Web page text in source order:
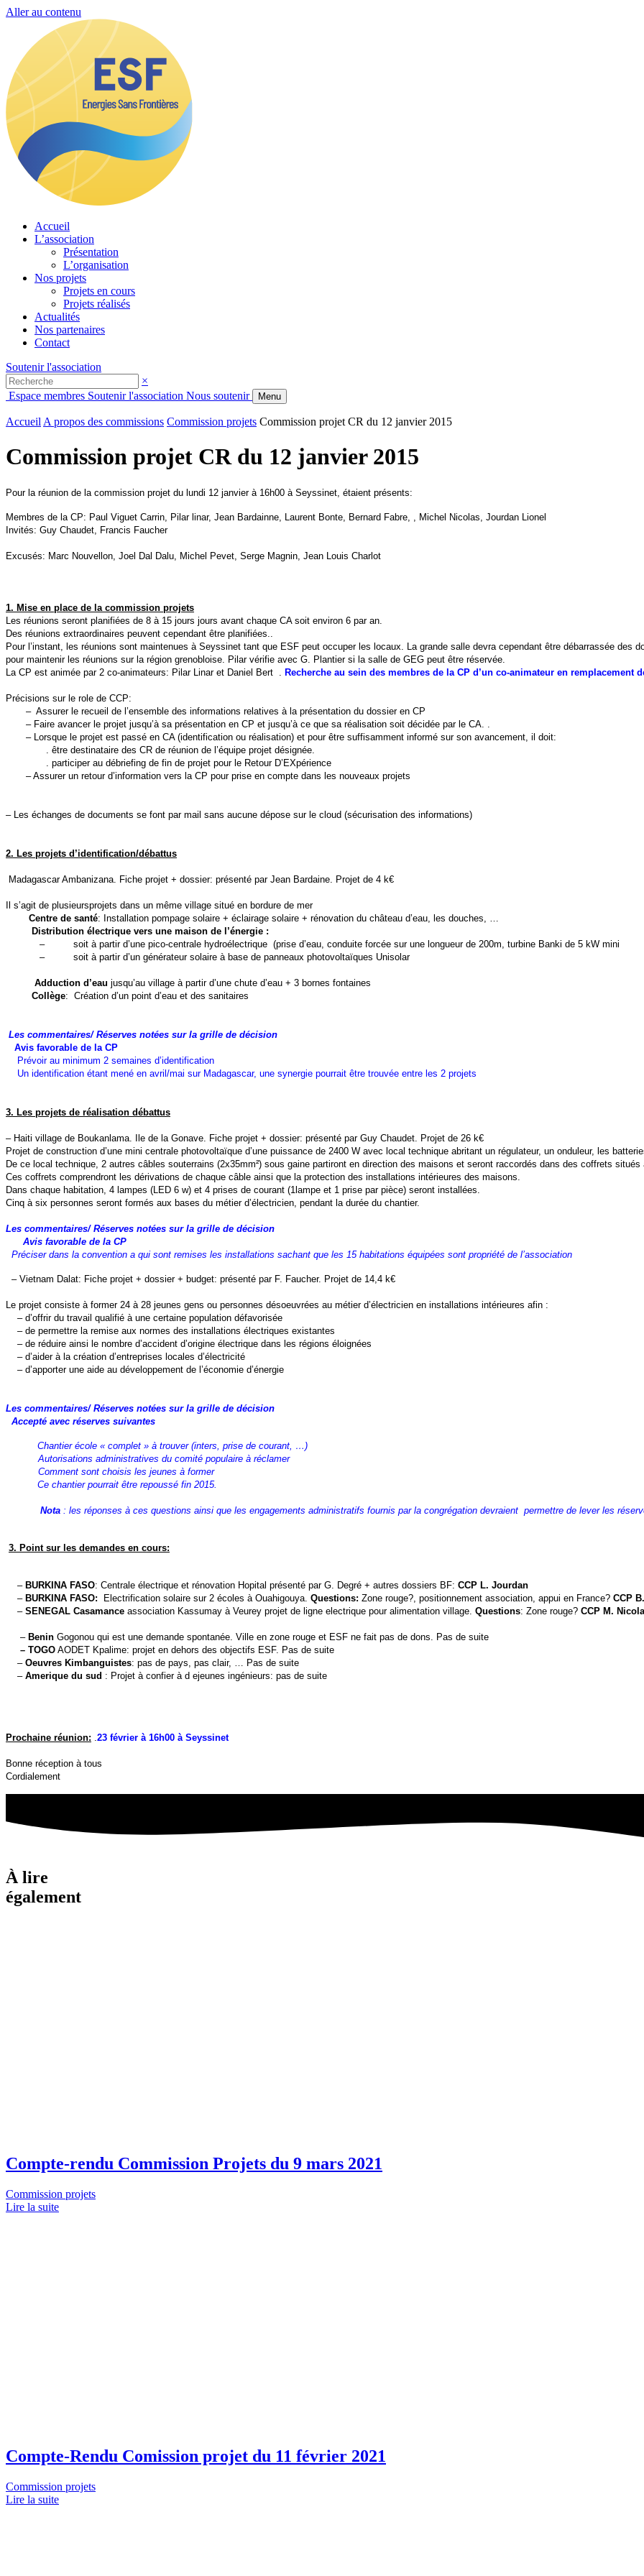
Aller au contenu
Accueil
L’association
Présentation
L’organisation
Nos projets
Projets en cours
Projets réalisés
Actualités
Nos partenaires
Contact
Soutenir l'association
×
Espace membres Soutenir l'association Nous soutenir Menu
Accueil A propos des commissions Commission projets Commission projet CR du 12 janvier 2015
Commission projet CR du 12 janvier 2015
Pour la réunion de la commission projet du lundi 12 janvier à 16h00 à Seyssinet, étaient présents:
Membres de la CP: Paul Viguet Carrin, Pilar linar, Jean Bardainne, Laurent Bonte, Bernard Fabre, , Michel Nicolas, Jourdan Lionel
Invités: Guy Chaudet, Francis Faucher
Excusés: Marc Nouvellon, Joel Dal Dalu, Michel Pevet, Serge Magnin, Jean Louis Charlot
1. Mise en place de la commission projets
Les réunions seront planifiées de 8 à 15 jours jours avant chaque CA soit environ 6 par an.
Des réunions extraordinaires peuvent cependant être planifiées..
Pour l’instant, les réunions sont maintenues à Seyssinet tant que ESF peut occuper les locaux. La grande salle devra cependant être débarrassée des
pour maintenir les réunions sur la région grenobloise. Pilar vérifie avec G. Plantier si la salle de GEG peut être réservée.
La CP est animée par 2 co-animateurs: Pilar Linar et Daniel Bert .
Recherche au sein des membres de la CP d’un co-animateur en remplacement
Précisions sur le role de CCP:
– Assurer le recueil de l’ensemble des informations relatives à la présentation du dossier en CP
– Faire avancer le projet jusqu’à sa présentation en CP et jusqu’à ce que sa réalisation soit décidée par le CA. .
– Lorsque le projet est passé en CA (identification ou réalisation) et pour être suffisamment informé sur son avancement, il doit:
. être destinataire des CR de réunion de l’équipe projet désignée.
. participer au débriefing de fin de projet pour le Retour D’EXpérience
– Assurer un retour d’information vers la CP pour prise en compte dans les nouveaux projets
– Les échanges de documents se font par mail sans aucune dépose sur le cloud (sécurisation des informations)
2. Les projets d’identification/débattus
MadagascarAmbanizana Fiche projet + dossier: présenté par Jean Bardaine. Projet de 4 k€
Il s’agit de plusieursprojets dans un même village situé en bordure de mer
Centre de santé: Installation pompage solaire + éclairage solaire + rénovation du château d’eau, les douches, …
Distribution électrique vers une maison de l’énergie :
–
soit à partir d’une pico-centrale hydroélectrique (prise d’eau, conduite forcée sur une longueur de 200m, turbine Banki de 5 kW mini
–
soit à partir d’un générateur solaire à base de panneaux photovoltaïques Unisolar
Adduction d’eau jusqu’au village à partir d’une chute d’eau + 3 bornes fontaines
Collège: Création d’un point d’eau et des sanitaires
Les commentaires/ Réserves notées sur la grille de décision
Avis favorable de la CP
Prévoir au minimum 2 semaines d’identification
Un identification étant mené en avril/mai sur Madagascar, une synergie pourrait être trouvée entre les 2 projets
3. Les projets de réalisation débattus
– Haiti village de Boukanlama. Ile de la Gonave.
Fiche projet + dossier: présenté par Guy Chaudet. Projet de 26 k€
Projet de construction d’une mini centrale photovoltaïque d’une puissance de 2400 W avec local technique abritant un régulateur, un onduleur, les
De ce local technique, 2 autres câbles souterrains (2x35mm²) sous gaine partiront en direction des maisons et seront raccordés dans des coffrets situés
Ces coffrets comprendront les dérivations de chaque câble ainsi que la protection des installations intérieures des maisons.
Dans chaque habitation, 4 lampes (LED 6 w) et 4 prises de courant (1lampe et 1 prise par pièce) seront installées.
Cinq à six personnes seront formés aux bases du métier d’électricien, pendant la durée du chantier.
Les commentaires/ Réserves notées sur la grille de décision
Avis favorable de la CP
Préciser dans la convention a qui sont remises les installations sachant que les 15 habitations équipées sont propriété de l’association
– Vietnam Dalat: Fiche projet + dossier + budget: présenté par F. Faucher. Projet de 14,4 k€
Le projet consiste à former 24 à 28 jeunes gens ou personnes désoeuvrées au métier d’électricien en installations intérieures afin :
– d’offrir du travail qualifié à une certaine population défavorisée
– de permettre la remise aux normes des installations électriques existantes
– de réduire ainsi le nombre d’accident d’origine électrique dans les régions éloignées
– d’aider à la création d’entreprises locales d’électricité
– d’apporter une aide au développement de l’économie d’énergie
Les commentaires/ Réserves notées sur la grille de décision
Accepté avec réserves suivantes
Chantier école « complet » à trouver (inters, prise de courant, …)
Autorisations administratives du comité populaire à réclamer
Comment sont choisis les jeunes à former
Ce chantier pourrait être repoussé fin 2015.
Nota : les réponses à ces questions ainsi que les engagements administratifs fournis par la congrégation devraient permettre de lever les
3. Point sur les demandes en cours:
– BURKINA FASO: Centrale électrique et rénovation Hopital présenté par G. Degré + autres dossiers BF: CCP L. Jourdan
– BURKINA FASO: Electrification solaire sur 2 écoles à Ouahigouya. Questions: Zone rouge?, positionnement association, appui en France? CCP
– SENEGAL Casamance association Kassumay à Veurey projet de ligne electrique pour alimentation village. Questions: Zone rouge? CCP M.
– Benin Gogonou qui est une demande spontanée. Ville en zone rouge et ESF ne fait pas de dons. Pas de suite
– TOGO AODET Kpalime: projet en dehors des objectifs ESF. Pas de suite
– Oeuvres Kimbanguistes: pas de pays, pas clair, … Pas de suite
– Amerique du sud : Projet à confier à d ejeunes ingénieurs: pas de suite
Prochaine réunion: 23 février à 16h00 à Seyssinet
Bonne réception à tous
Cordialement
À lire
également
Compte-rendu Commission Projets du 9 mars 2021
Commission projets
Lire la suite
Compte-Rendu Comission projet du 11 février 2021
Commission projets
Lire la suite